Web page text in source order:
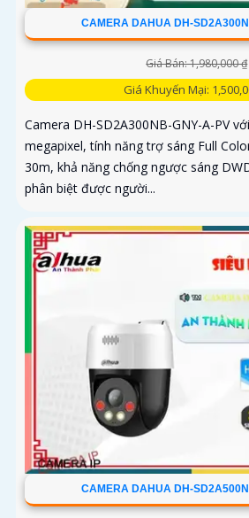
CAMERA DAHUA DH-
Giá Bán: 1,980,000 ₫
Giá Khuyến Mại:
Camera DH-SD2A300NB-GNY-A-PV
megapixel, tính năng trợ sáng Full
30m, khả năng chống ngược sáng
phân biệt được người...
CAMERA DAHUA DH-